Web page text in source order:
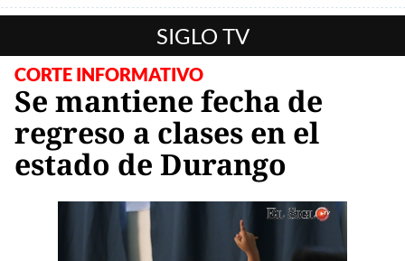
SIGLO TV
CORTE INFORMATIVO
Se mantiene fecha de
regreso a clases en el
estado de Durango